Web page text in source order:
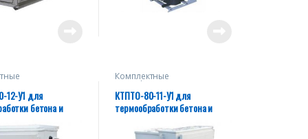
специального
КТПТО
12-У1 для
бетона и
Комплектные
трансформаторные
подстанции специального
назначения КТПТО
КТПТО-80-11-У1 для
термообработки бетона и